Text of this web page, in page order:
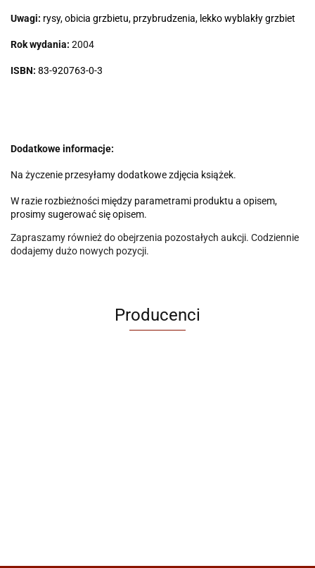
Uwagi: rysy, obicia grzbietu, przybrudzenia, lekko wyblakły grzbiet
Rok wydania: 2004
ISBN: 83-920763-0-3
Dodatkowe informacje:
Na życzenie przesyłamy dodatkowe zdjęcia książek.
W razie rozbieżności między parametrami produktu a opisem,
prosimy sugerować się opisem.
Zapraszamy również do obejrzenia pozostałych aukcji. Codziennie
dodajemy dużo nowych pozycji.
Producenci